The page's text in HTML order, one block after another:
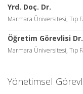
Yrd. Doç. Dr.
Marmara Üniversitesi, Tıp
Öğretim Görevlisi Dr.
Marmara Üniversitesi, Tıp
Yönetimsel